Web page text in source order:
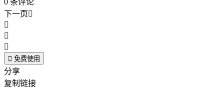
下一页



 免费使用
分享
复制链接